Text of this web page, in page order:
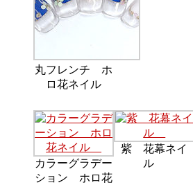
丸フレンチ ホ
ロ花ネイル
カラーグラデー
ション ホロ花
紫 花幕ネイ
ル